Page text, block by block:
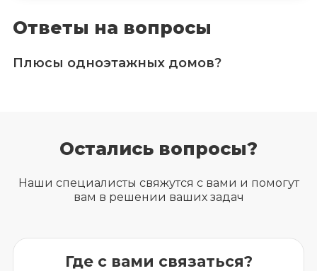
Ответы на вопросы
Плюсы одноэтажных домов?
Остались вопросы?
Наши специалисты свяжутся с вами и помогут
вам в решении ваших задач
Где с вами связаться?